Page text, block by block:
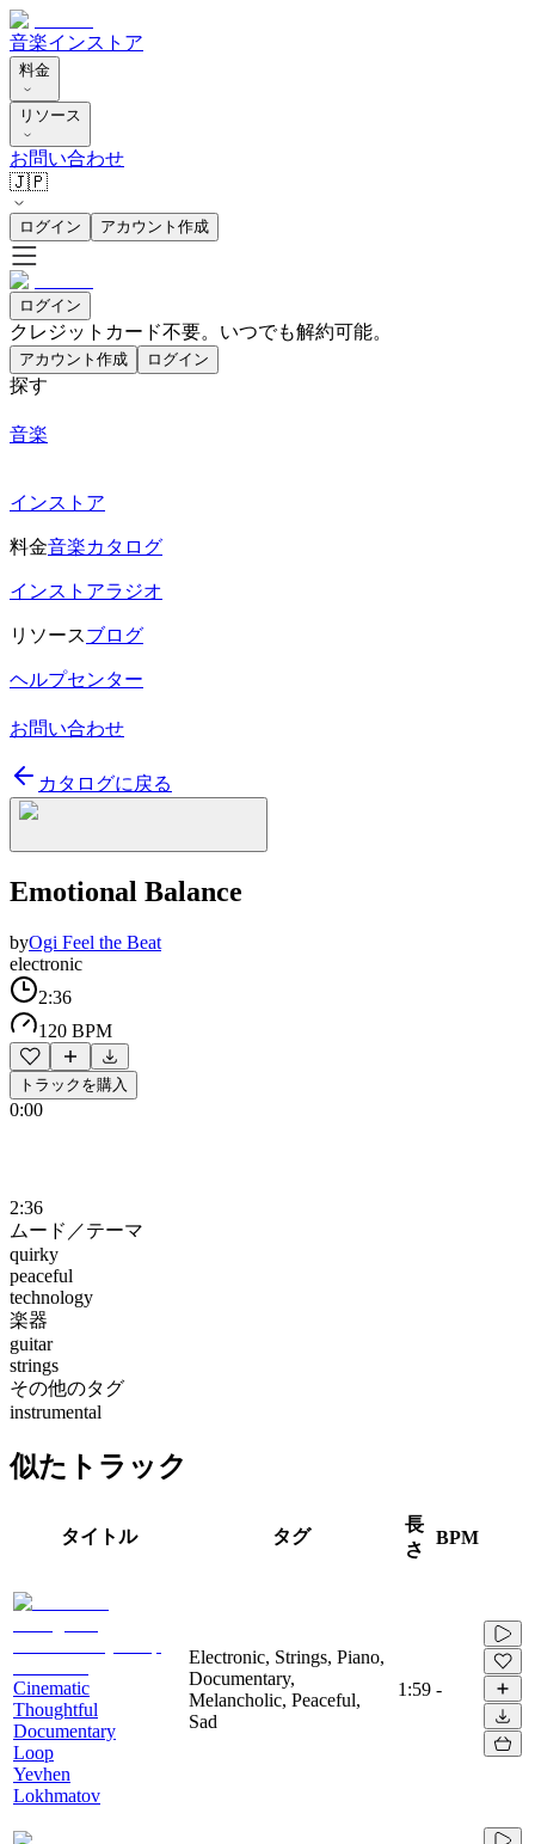
音楽インストア
料金
リソース
お問い合わせ
🇯🇵
ログイン アカウント作成
ログイン
クレジットカード不要。いつでも解約可能。
アカウント作成 ログイン
探す
音楽
インストア
料金音楽カタログ
インストアラジオ
リソースブログ
ヘルプセンター
お問い合わせ
カタログに戻る
Emotional Balance
byOgi Feel the Beat
electronic
2:36
120 BPM
トラックを購入
0:00
2:36
ムード／テーマ
quirky
peaceful
technology
楽器
guitar
strings
その他のタグ
instrumental
似たトラック
タイトル タグ
長
さ
BPM
Cinematic
Thoughtful
Documentary
Loop
Yevhen
Lokhmatov
Electronic, Strings, Piano,
Documentary,
Melancholic, Peaceful,
Sad
1:59 -